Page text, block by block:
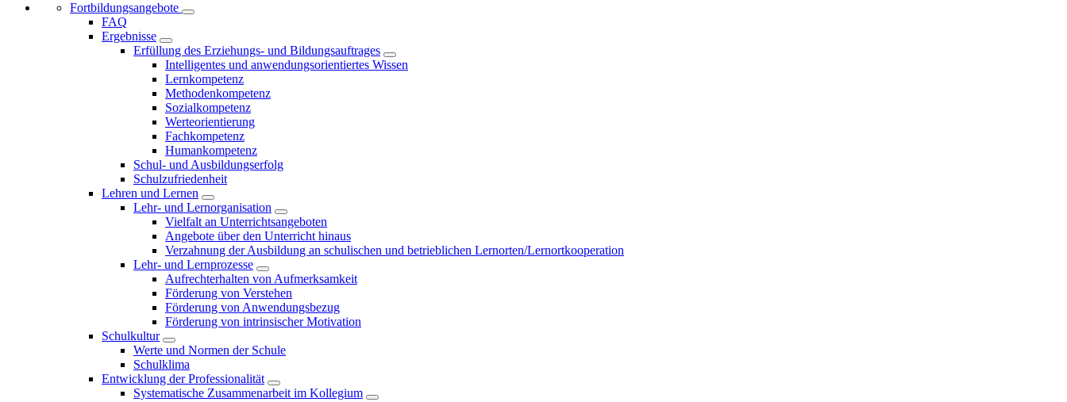
Fortbildungsangebote
FAQ
Ergebnisse
Erfüllung des Erziehungs- und Bildungsauftrages
Intelligentes und anwendungsorientiertes Wissen
Lernkompetenz
Methodenkompetenz
Sozialkompetenz
Werteorientierung
Fachkompetenz
Humankompetenz
Schul- und Ausbildungserfolg
Schulzufriedenheit
Lehren und Lernen
Lehr- und Lernorganisation
Vielfalt an Unterrichtsangeboten
Angebote über den Unterricht hinaus
Verzahnung der Ausbildung an schulischen und betrieblichen Lernorten/Lernortkooperation
Lehr- und Lernprozesse
Aufrechterhalten von Aufmerksamkeit
Förderung von Verstehen
Förderung von Anwendungsbezug
Förderung von intrinsischer Motivation
Schulkultur
Werte und Normen der Schule
Schulklima
Entwicklung der Professionalität
Systematische Zusammenarbeit im Kollegium